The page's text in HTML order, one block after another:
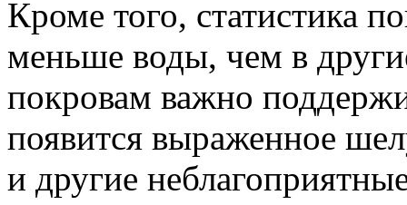
Кроме того, статистика
меньше воды, чем в
покровам важно
появится выраженное
и другие